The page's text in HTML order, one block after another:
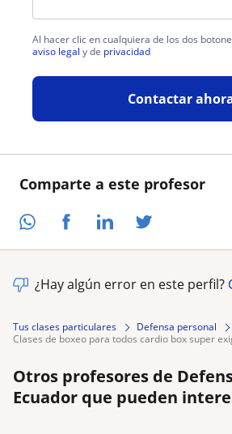
Comparte a este profesor
Al hacer clic en cualquiera de los dos
aviso legal y de privacidad
Contactar
¿Hay algún error en este perfil?
Tus clases particulares
Defensa personal
clases de boxeo para todos cardio box super
Otros profesores de
Ecuador que pueden